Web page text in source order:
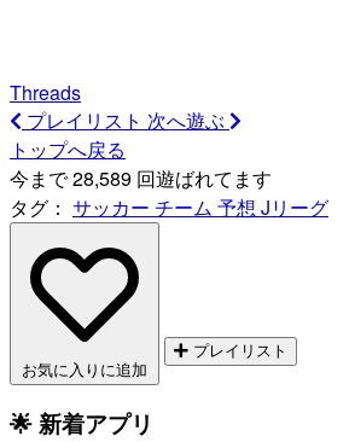
Threads
プレイリスト 次へ遊ぶ
トップへ戻る
今まで 28,589 回遊ばれてます
タグ： サッカー チーム 予想 Jリーグ
お気に入りに追加
プレイリスト
🌟 新着アプリ